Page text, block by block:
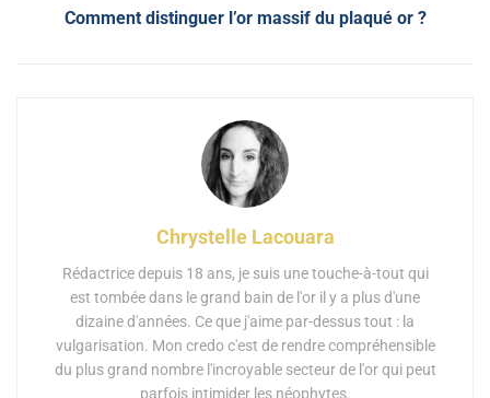
Comment distinguer l’or massif du plaqué or ?
Chrystelle Lacouara
Rédactrice depuis 18 ans, je suis une touche-à-tout qui
est tombée dans le grand bain de l'or il y a plus d'une
dizaine d'années. Ce que j'aime par-dessus tout : la
vulgarisation. Mon credo c'est de rendre compréhensible
du plus grand nombre l'incroyable secteur de l'or qui peut
parfois intimider les néophytes.